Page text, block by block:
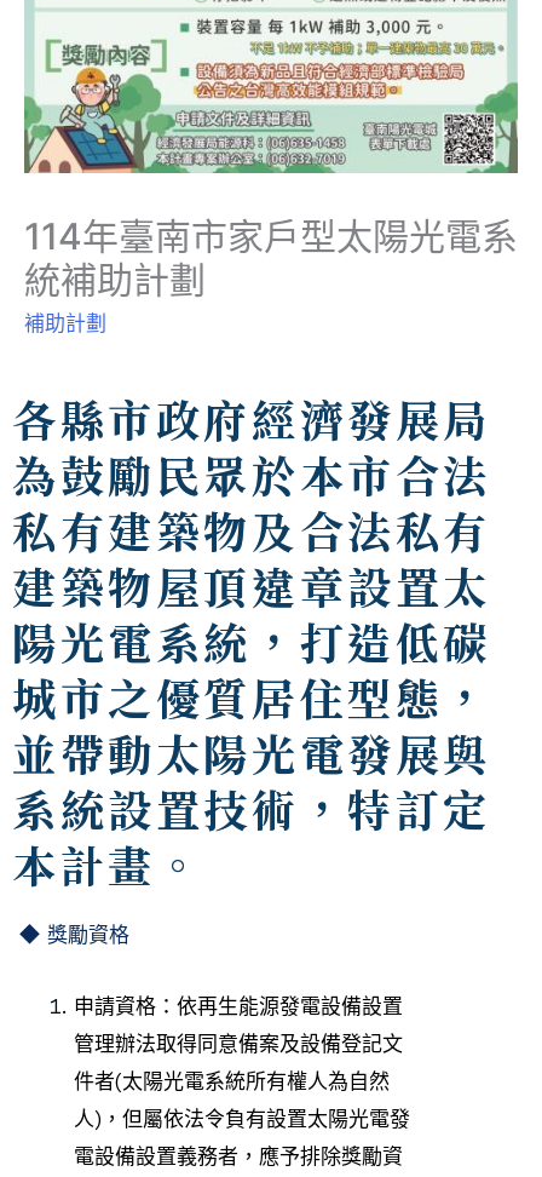
114年臺南市家戶型太陽光電系
統補助計劃
補助計劃
各縣市政府經濟發展局
為鼓勵民眾於本市合法
私有建築物及合法私有
建築物屋頂違章設置太
陽光電系統，打造低碳
城市之優質居住型態，
並帶動太陽光電發展與
系統設置技術，特訂定
本計畫。
◆ 獎勵資格
申請資格：依再生能源發電設備設置
管理辦法取得同意備案及設備登記文
件者(太陽光電系統所有權人為自然
人)，但屬依法令負有設置太陽光電發
電設備設置義務者，應予排除獎勵資